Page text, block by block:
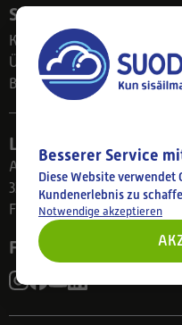
Suodatinkeskus
Kontakt
Über uns
Blog
Ladengeschäft
Ahlmanintie 61
33800 Tampere
Finnland
Folgen Sie uns
Besserer Service
Diese Website verwendet
Kundenerlebnis zu
Notwendige akzeptieren